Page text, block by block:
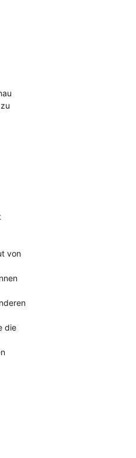
von
die